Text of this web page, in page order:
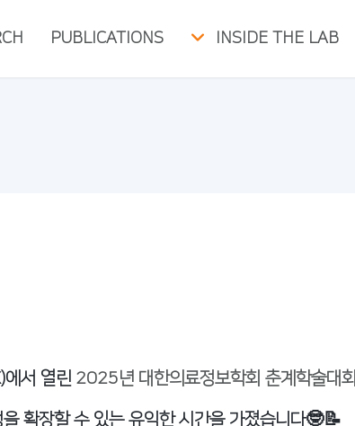
PUBLICATIONS INSIDE THE LAB
서 열린 2025년 대한의료정보학회 춘계학술대회
확장할 수 있는 유익한 시간을 가졌습니다🤓📝